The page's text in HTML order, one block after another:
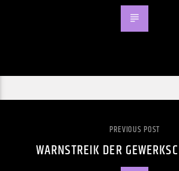
PREVIOUS POST
WARNSTREIK DER